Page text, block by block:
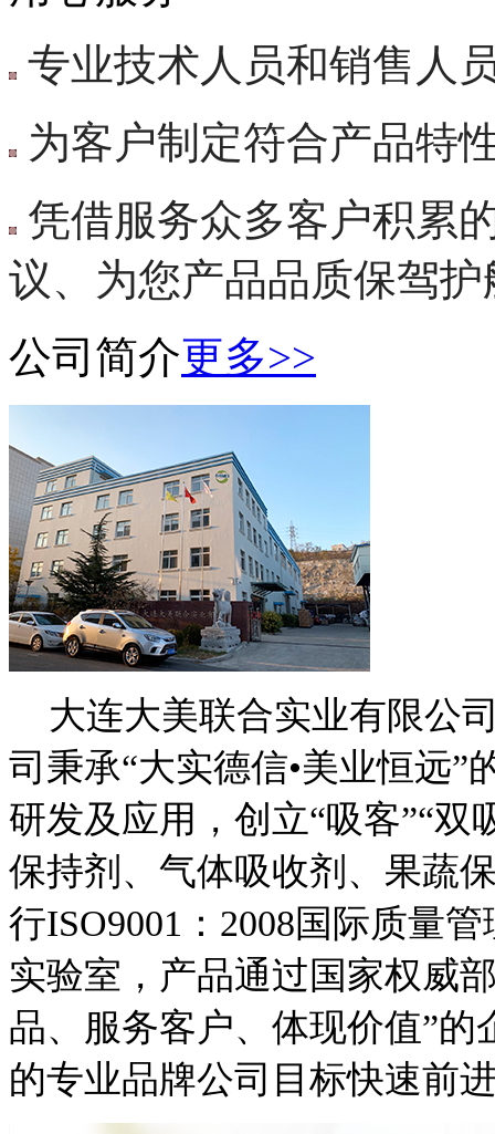
专业技术人员和销售人
为客户制定符合产品特
凭借服务众多客户积累
议、为您产品品质保驾护
公司简介更多>>
大连大美联合实业有限公
司秉承“大实德信•美业恒远
研发及应用，创立“吸客”“
保持剂、气体吸收剂、果蔬
行ISO9001：2008国际质量
实验室，产品通过国家权威
品、服务客户、体现价值”
的专业品牌公司目标快速前